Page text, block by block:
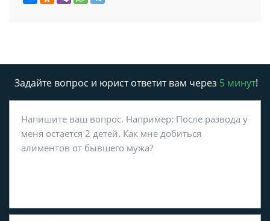
Задайте вопрос и юрист ответит вам через 5 минут!